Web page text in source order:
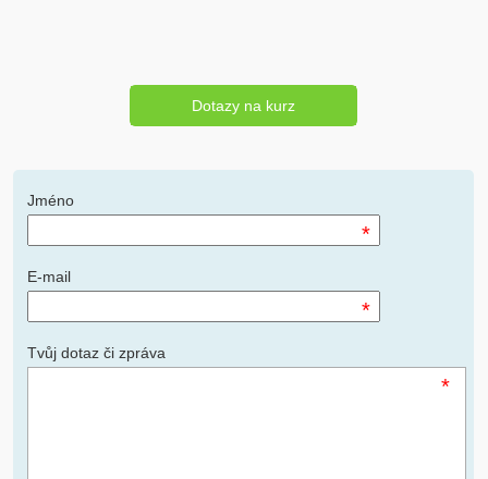
Dotazy na kurz
Jméno
*
E-mail
*
Tvůj dotaz či zpráva
*